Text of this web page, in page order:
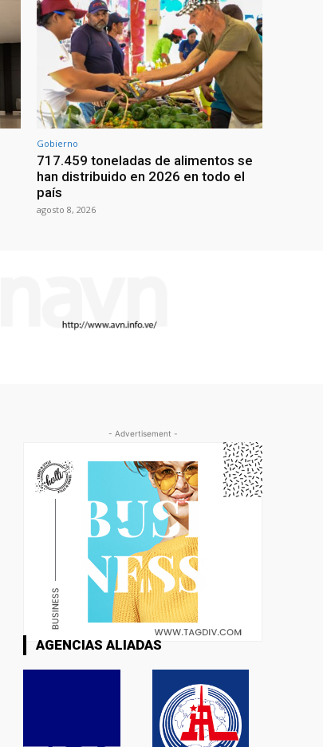
Gobierno
717.459 toneladas de alimentos se
han distribuido en 2026 en todo el
país
agosto 8, 2026
- Advertisement -
AGENCIAS ALIADAS